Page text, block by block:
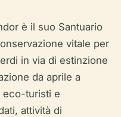
è il suo Santuario
vitale per
in via di estinzione
da aprile a
eco-turisti e
attività di